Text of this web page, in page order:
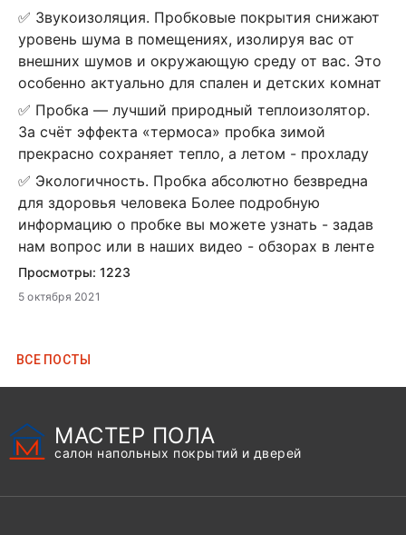
ВCЕ ПОСТЫ
✅ Звукоизоляция. Пробковые покрытия снижают
уровень шума в помещениях, изолируя вас от
внешних шумов и окружающую среду от вас. Это
особенно актуально для спален и детских комнат
✅ Пробка — лучший природный теплоизолятор.
За счёт эффекта «термоса» пробка зимой
прекрасно сохраняет тепло, а летом - прохладу
✅ Экологичность. Пробка абсолютно безвредна
для здоровья человека Более подробную
информацию о пробке вы можете узнать - задав
нам вопрос или в наших видео - обзорах в ленте
Просмотры: 1223
5 октября 2021
МАСТЕР ПОЛА
салон напольных покрытий и дверей